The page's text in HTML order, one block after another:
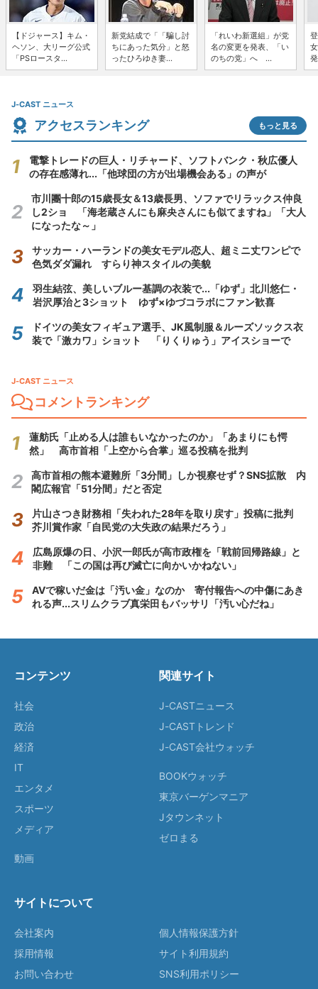
【ドジャース】キム・
ヘソン、大リーグ公式
「PSロースタ...
新党結成で「「騙し討
ちにあった気分」と怒
ったひろゆき妻...
「れいわ新選組」が党
名の変更を発表、「い
のちの党」へ ...
J-CAST ニュース
アクセスランキング もっと見る
電撃トレードの巨人・リチャード、ソフトバンク・秋広優人
の存在感薄れ...「他球団の方が出場機会ある」の声が
市川團十郎の15歳長女＆13歳長男、ソファでリラックス仲良
し2ショ 「海老蔵さんにも麻央さんにも似てますね」「大人
になったな～」
サッカー・ハーランドの美女モデル恋人、超ミニ丈ワンピで
色気ダダ漏れ すらり神スタイルの美貌
羽生結弦、美しいブルー基調の衣装で...「ゆず」北川悠仁・
岩沢厚治と3ショット ゆず×ゆづコラボにファン歓喜
ドイツの美女フィギュア選手、JK風制服＆ルーズソックス衣
装で「激カワ」ショット 「りくりゅう」アイスショーで
J-CAST ニュース
コメントランキング
蓮舫氏「止める人は誰もいなかったのか」「あまりにも愕
然」 高市首相「上空から合掌」巡る投稿を批判
高市首相の熊本避難所「3分間」しか視察せず？SNS拡散 内
閣広報官「51分間」だと否定
片山さつき財務相「失われた28年を取り戻す」投稿に批判
芥川賞作家「自民党の大失政の結果だろう」
広島原爆の日、小沢一郎氏が高市政権を「戦前回帰路線」と
非難 「この国は再び滅亡に向かいかねない」
AVで稼いだ金は「汚い金」なのか 寄付報告への中傷にあき
れる声...スリムクラブ真栄田もバッサリ「汚い心だね」
コンテンツ
社会
政治
経済
IT
エンタメ
スポーツ
メディア
動画
関連サイト
J-CASTニュース
J-CASTトレンド
J-CAST会社ウォッチ
BOOKウォッチ
東京バーゲンマニア
Jタウンネット
ゼロまる
サイトについて
会社案内
採用情報
お問い合わせ
個人情報保護方針
サイト利用規約
SNS利用ポリシー